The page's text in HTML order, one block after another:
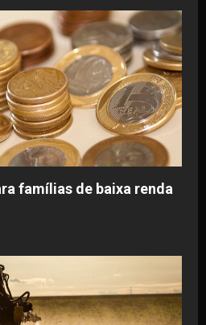
famílias de baixa renda